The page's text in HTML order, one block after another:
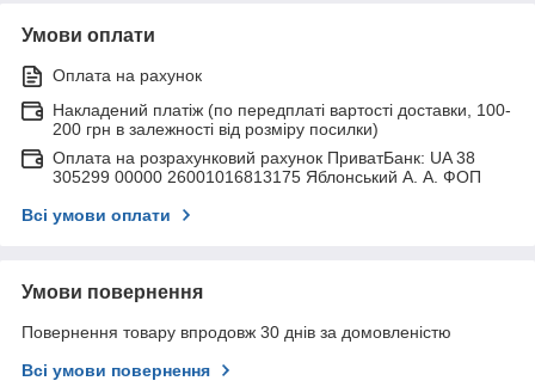
Умови оплати
Оплата на рахунок
Накладений платіж (по передплаті вартості доставки, 100-
200 грн в залежності від розміру посилки)
Оплата на розрахунковий рахунок ПриватБанк: UA 38
305299 00000 26001016813175 Яблонський А. А. ФОП
Всі умови оплати
Умови повернення
Повернення товару впродовж 30 днів за домовленістю
Всі умови повернення